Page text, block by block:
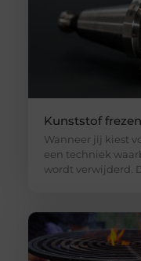
Kunststof
Wanneer jij kiest
een techniek
wordt verwijderd.